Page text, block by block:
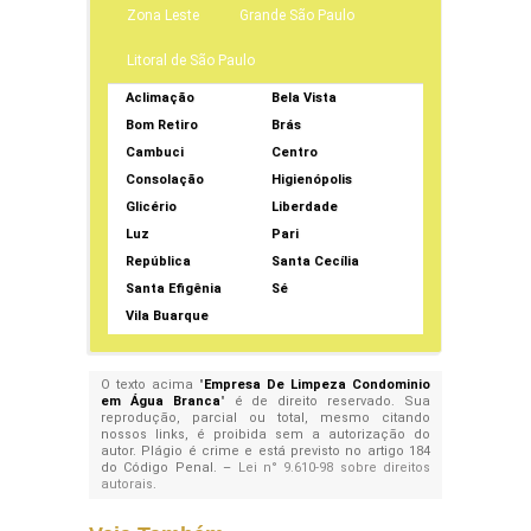
Zona Leste Grande São Paulo
Litoral de São Paulo
Aclimação
Bela Vista
Bom Retiro
Brás
Cambuci
Centro
Consolação
Higienópolis
Glicério
Liberdade
Luz
Pari
República
Santa Cecília
Santa Efigênia
Sé
Vila Buarque
O texto acima "Empresa De Limpeza Condominio
em Água Branca" é de direito reservado. Sua
reprodução, parcial ou total, mesmo citando
nossos links, é proibida sem a autorização do
autor. Plágio é crime e está previsto no artigo 184
do Código Penal. – Lei n° 9.610-98 sobre direitos
autorais.